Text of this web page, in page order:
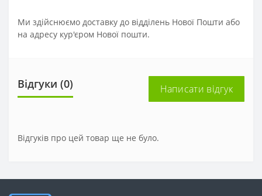
Ми здійснюємо доставку до відділень Нової Пошти або
на адресу кур'єром Нової пошти.
Відгуки (0) Написати відгук
Відгуків про цей товар ще не було.